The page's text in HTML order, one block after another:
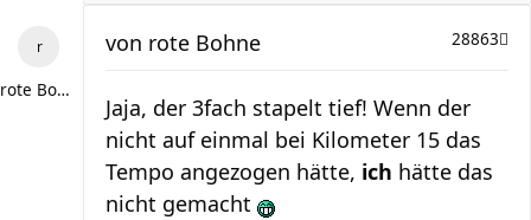
rote Bohne
28863
von rote Bohne
Jaja, der 3fach stapelt tief! Wenn der
nicht auf einmal bei Kilometer 15 das
Tempo angezogen hätte, ich hätte das
nicht gemacht